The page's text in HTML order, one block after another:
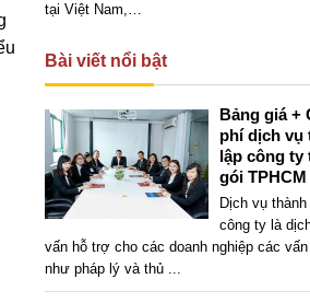
tại Việt Nam,…
Bài viết nổi bật
Bảng giá +
phí dịch vụ
lập công ty
gói TPHCM
Dịch vụ thành
công ty là
vấn hỗ trợ cho các doanh nghiệp các
như pháp lý và thủ ...